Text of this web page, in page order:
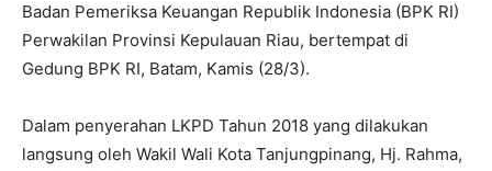
Badan Pemeriksa Keuangan Republik Indonesia (BPK RI)
Perwakilan Provinsi Kepulauan Riau, bertempat di
Gedung BPK RI, Batam, Kamis (28/3).
Dalam penyerahan LKPD Tahun 2018 yang dilakukan
langsung oleh Wakil Wali Kota Tanjungpinang, Hj. Rahma,